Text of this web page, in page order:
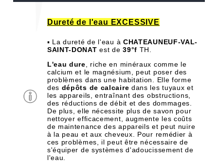
Dureté de l'eau EXCESSIVE
▪ La dureté de l'eau à CHATEAUNEUF-VAL-
SAINT-DONAT est de39°f TH.
L'eau dure , riche en minéraux comme le
calcium et le magnésium, peut poser des
problèmes dans une habitation. Elle forme
des dépôts de calcaire dans les tuyaux et
les appareils, entraînant des obstructions,
des réductions de débit et des dommages.
De plus, elle nécessite plus de savon pour
nettoyer efficacement, augmente les coûts
de maintenance des appareils et peut nuire
à la peau et aux cheveux. Pour remédier à
ces problèmes, il peut être nécessaire de
s'équiper de systèmes d'adoucissement de
l'eau.